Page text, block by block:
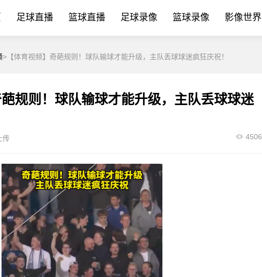
足球直播 篮球直播 足球录像 篮球录像 影像世界
>【体育视频】奇葩规则！球队输球才能升级，主队丢球球迷疯狂庆祝！
葩规则！球队输球才能升级，主队丢球球迷
传 4506